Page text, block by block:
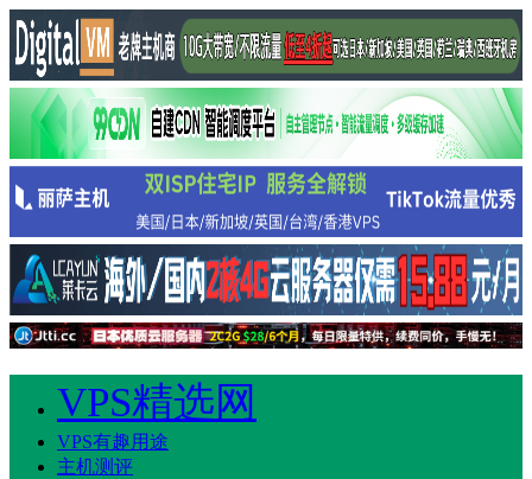
VPS精选网
VPS有趣用途
主机测评